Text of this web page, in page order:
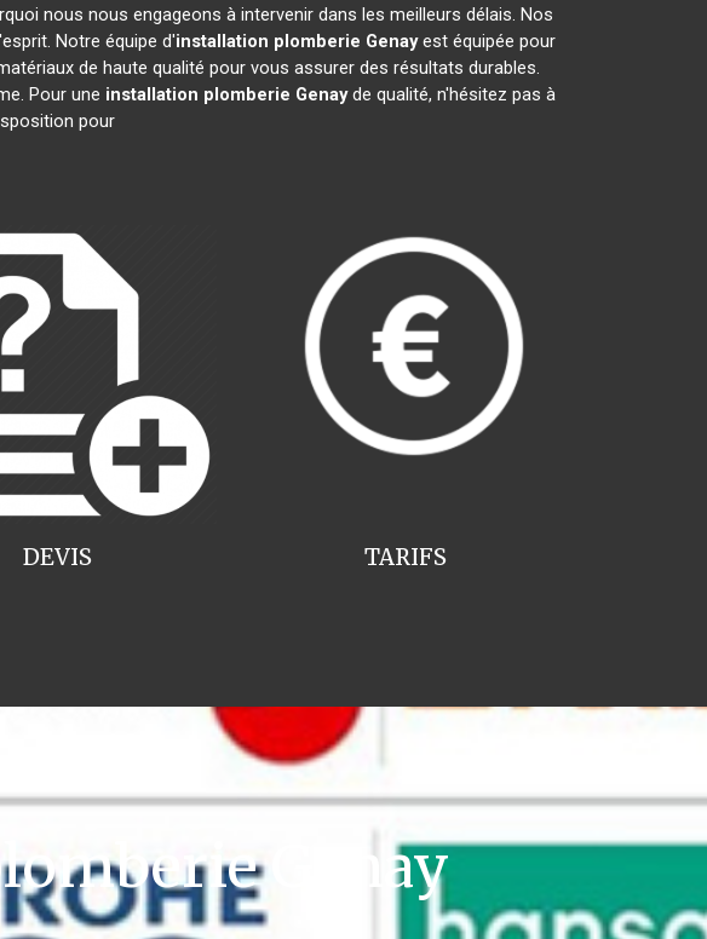
nous nous engageons à intervenir dans les meilleurs délais. Nos
Notre équipe d'installation plomberie Genayest équipée pour
de haute qualité pour vous assurer des résultats durables.
Pour une installation plomberie Genayde qualité, n'hésitez pas à
pour
TARIFS
DEVIS
Genay